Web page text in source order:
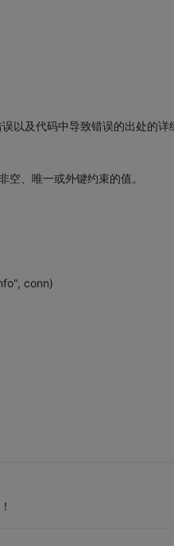
以及代码中导致错误的出处的详
、唯一或外键约束的值。
conn)